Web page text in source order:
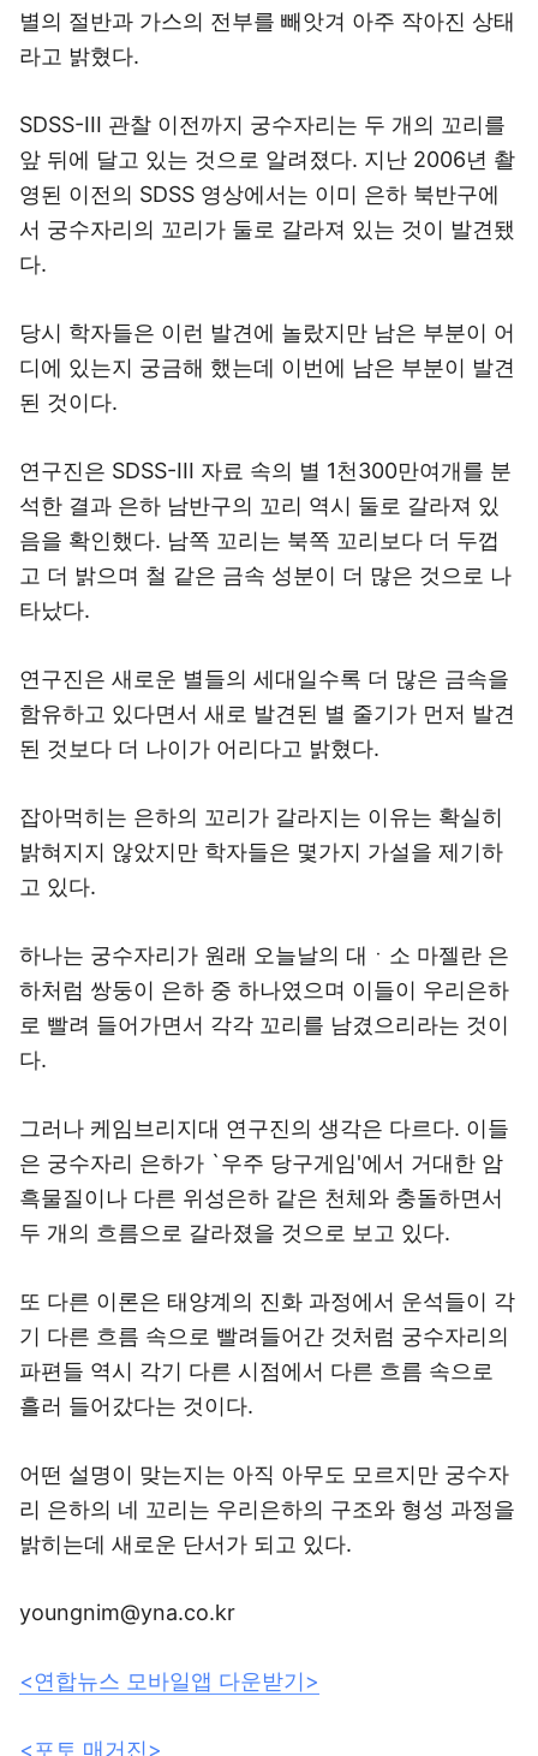
별의 절반과 가스의 전부를 빼앗겨 아주 작아진 상태
라고 밝혔다.
SDSS-III 관찰 이전까지 궁수자리는 두 개의 꼬리를
앞 뒤에 달고 있는 것으로 알려졌다. 지난 2006년 촬
영된 이전의 SDSS 영상에서는 이미 은하 북반구에
서 궁수자리의 꼬리가 둘로 갈라져 있는 것이 발견됐
다.
당시 학자들은 이런 발견에 놀랐지만 남은 부분이 어
디에 있는지 궁금해 했는데 이번에 남은 부분이 발견
된 것이다.
연구진은 SDSS-III 자료 속의 별 1천300만여개를 분
석한 결과 은하 남반구의 꼬리 역시 둘로 갈라져 있
음을 확인했다. 남쪽 꼬리는 북쪽 꼬리보다 더 두껍
고 더 밝으며 철 같은 금속 성분이 더 많은 것으로 나
타났다.
연구진은 새로운 별들의 세대일수록 더 많은 금속을
함유하고 있다면서 새로 발견된 별 줄기가 먼저 발견
된 것보다 더 나이가 어리다고 밝혔다.
잡아먹히는 은하의 꼬리가 갈라지는 이유는 확실히
밝혀지지 않았지만 학자들은 몇가지 가설을 제기하
고 있다.
하나는 궁수자리가 원래 오늘날의 대ㆍ소 마젤란 은
하처럼 쌍둥이 은하 중 하나였으며 이들이 우리은하
로 빨려 들어가면서 각각 꼬리를 남겼으리라는 것이
다.
그러나 케임브리지대 연구진의 생각은 다르다. 이들
은 궁수자리 은하가 `우주 당구게임'에서 거대한 암
흑물질이나 다른 위성은하 같은 천체와 충돌하면서
두 개의 흐름으로 갈라졌을 것으로 보고 있다.
또 다른 이론은 태양계의 진화 과정에서 운석들이 각
기 다른 흐름 속으로 빨려들어간 것처럼 궁수자리의
파편들 역시 각기 다른 시점에서 다른 흐름 속으로
흘러 들어갔다는 것이다.
어떤 설명이 맞는지는 아직 아무도 모르지만 궁수자
리 은하의 네 꼬리는 우리은하의 구조와 형성 과정을
밝히는데 새로운 단서가 되고 있다.
youngnim@yna.co.kr
<연합뉴스 모바일앱 다운받기>
<포토 매거진>